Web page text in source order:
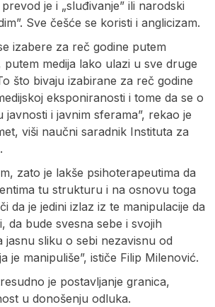
je i „sluđivanje” ili narodski
Sve češće se koristi i anglicizam.
izabere za reč godine putem
medija lako ulazi u sve druge
što bivaju izabirane za reč godine
eksponiranosti i tome da se o
javnosti i javnim sferama”, rekao je
viši naučni saradnik Instituta za
zato je lakše psihoterapeutima da
tu strukturu i na osnovu toga
da je jedini izlaz iz te manipulacije da
da bude svesna sebe i svojih
jasnu sliku o sebi nezavisnu od
je manipuliše”, ističe Filip Milenović.
je postavljanje granica,
u donošenju odluka.